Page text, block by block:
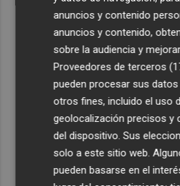
anuncios y contenido
anuncios y contenido,
sobre la audiencia y
Proveedores de terceros
pueden procesar sus
otros fines, incluido el uso
geolocalización precisos y
del dispositivo. Sus
solo a este sitio web.
pueden basarse en el